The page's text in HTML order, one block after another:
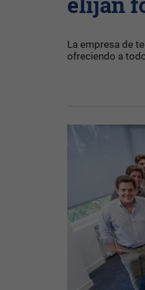
La empresa de
ofreciendo a